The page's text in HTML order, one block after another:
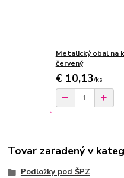
Metalický obal na
červený
€ 10,13/ks
Tovar zaradený v
Podložky pod ŠPZ